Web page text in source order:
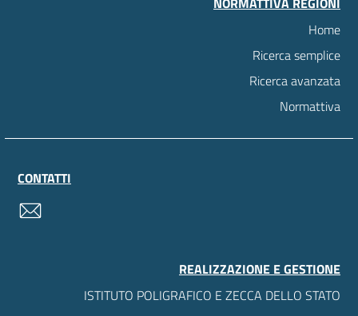
Home
Ricerca semplice
Ricerca avanzata
Normattiva
CONTATTI
REALIZZAZIONE E GESTIONE
ISTITUTO POLIGRAFICO E ZECCA DELLO STATO